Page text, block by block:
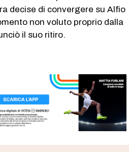
decise di convergere su Alfio
non voluto proprio dalla
il suo ritiro.